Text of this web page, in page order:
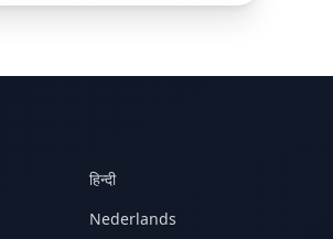
हिन्दी
Nederlands